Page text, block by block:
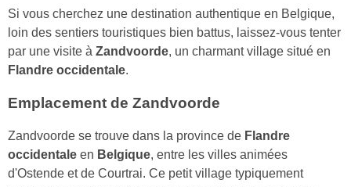
Si vous cherchez une destination authentique en Belgique,
loin des sentiers touristiques bien battus, laissez-vous tenter
par une visite à Zandvoorde, un charmant village situé en
Flandre occidentale.
Emplacement de Zandvoorde
Zandvoorde se trouve dans la province de Flandre
occidentale en Belgique, entre les villes animées
d'Ostende et de Courtrai. Ce petit village typiquement